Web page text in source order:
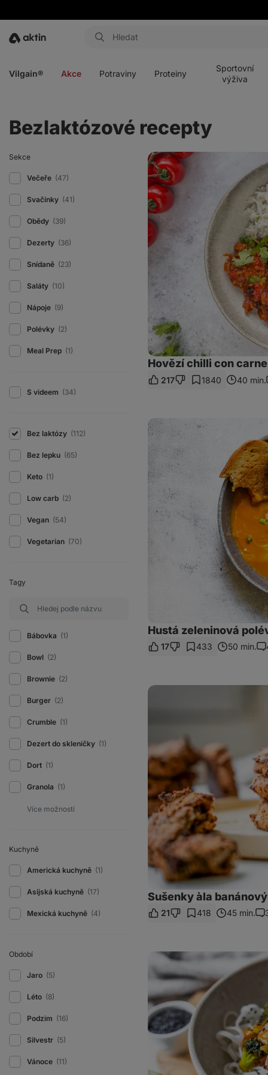
Aktin
Vilgain® Akce Potraviny Proteiny
Sportovní
výživa
Bezlaktózové recepty
Sekce
Večeře (47)
Svačinky (41)
Obědy (39)
Dezerty (36)
Snídaně (23)
Saláty (10)
Nápoje (9)
Polévky (2)
Meal Prep (1)
S videem (34)
Bez laktózy (112)
Bez lepku (65)
Keto (1)
Low carb (2)
Vegan (54)
Vegetarian (70)
Tagy
Bábovka (1)
Bowl (2)
Brownie (2)
Burger (2)
Crumble (1)
Dezert do skleničky (1)
Dort (1)
Granola (1)
Kuchyně
Americká kuchyně (1)
Asijská kuchyně (17)
Mexická kuchyně (4)
Období
Jaro (5)
Léto (8)
Podzim (16)
Silvestr (5)
Vánoce (11)
Hovězí
chilli
con
carne
s
rýží
Hovězí chilli con
217 1840 40 min.
Hustá
zeleninová
Hustá zeleninová
17 433 50 min.
Sušenky
Sušenky àla
21 418 45 min.
Asijské
tofu
brokolicí